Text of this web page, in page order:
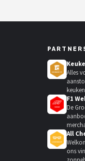
Alles
F1
De
All
ons